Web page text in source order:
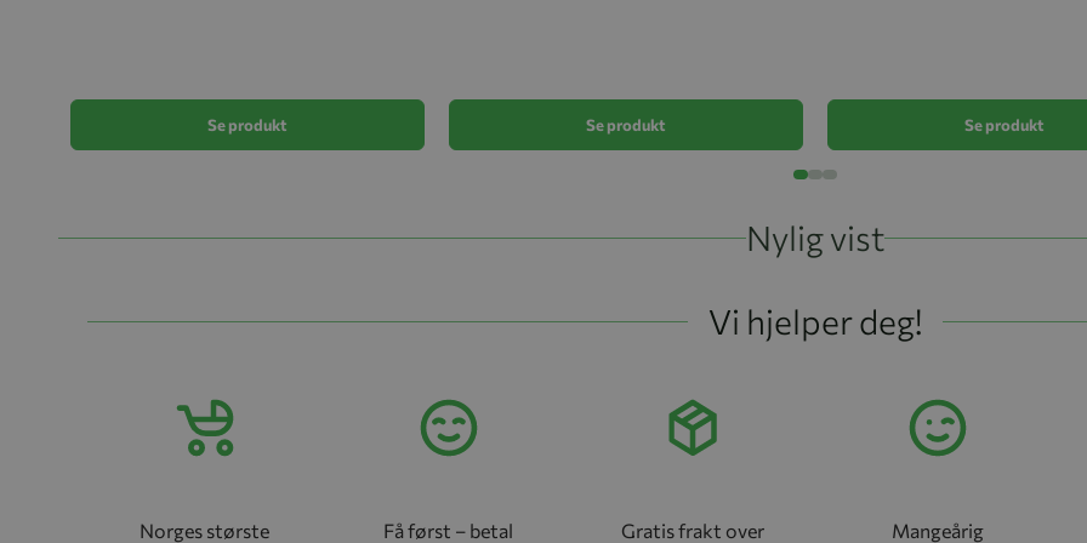
Se produkt Se produkt Se produkt
Nylig vist
Vi hjelper deg!
Norges største
Få først – betal
Gratis frakt over
Mangeårig